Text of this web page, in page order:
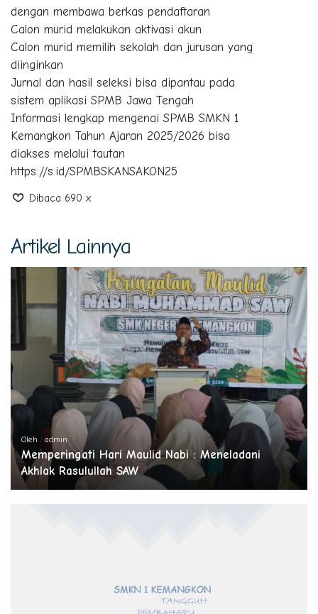
dengan membawa berkas pendaftaran
Calon murid melakukan aktivasi akun
Calon murid memilih sekolah dan jurusan yang
diinginkan
Jurnal dan hasil seleksi bisa dipantau pada
sistem aplikasi SPMB Jawa Tengah
Informasi lengkap mengenai SPMB SMKN 1
Kemangkon Tahun Ajaran 2025/2026 bisa
diakses melalui tautan
https://s.id/SPMBSKANSAKON25
Dibaca 690 x
Artikel Lainnya
Oleh : admin
Memperingati Hari Maulid Nabi : Meneladani
Akhlak Rasulullah SAW